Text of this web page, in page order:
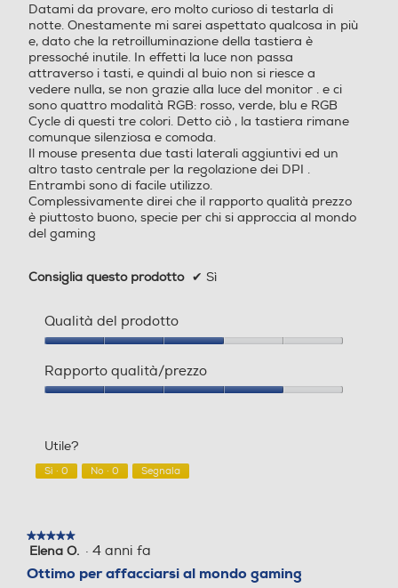
stelle.
Datami da provare, ero molto curioso di testarla di
notte. Onestamente mi sarei aspettato qualcosa in più
e, dato che la retroilluminazione della tastiera è
pressoché inutile. In effetti la luce non passa
attraverso i tasti, e quindi al buio non si riesce a
vedere nulla, se non grazie alla luce del monitor . e ci
sono quattro modalità RGB: rosso, verde, blu e RGB
Cycle di questi tre colori. Detto ciò , la tastiera rimane
comunque silenziosa e comoda.
Il mouse presenta due tasti laterali aggiuntivi ed un
altro tasto centrale per la regolazione dei DPI .
Entrambi sono di facile utilizzo.
Complessivamente direi che il rapporto qualità prezzo
è piuttosto buono, specie per chi si approccia al mondo
del gaming
Consiglia questo prodotto ✔ Sì
Qualità del prodotto
del
prodotto,
Rapporto qualità/prezzo
su
5
Utile?
Sì · 0 No · 0 Segnala
★★★★★
★★★★★
5
5
Elena O. · 4 anni fa
Ottimo per affacciarsi al mondo gaming